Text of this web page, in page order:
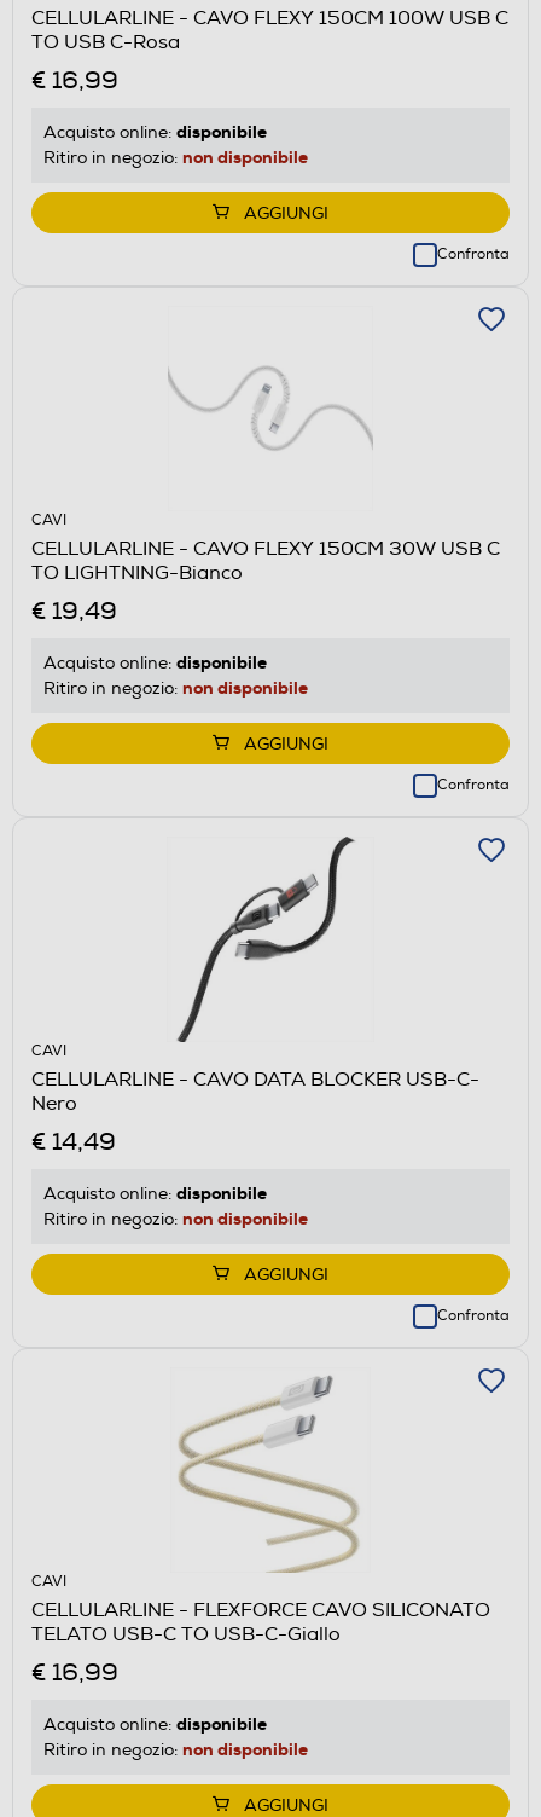
CELLULARLINE - CAVO FLEXY 150CM 100W USB C
TO USB C-Rosa
€ 16,99
Acquisto online: disponibile
Ritiro in negozio: non disponibile
AGGIUNGI
Confronta
CAVI
CELLULARLINE - CAVO FLEXY 150CM 30W USB C
TO LIGHTNING-Bianco
€ 19,49
Acquisto online: disponibile
Ritiro in negozio: non disponibile
AGGIUNGI
Confronta
CAVI
CELLULARLINE - CAVO DATA BLOCKER USB-C-
Nero
€ 14,49
Acquisto online: disponibile
Ritiro in negozio: non disponibile
AGGIUNGI
Confronta
CAVI
CELLULARLINE - FLEXFORCE CAVO SILICONATO
TELATO USB-C TO USB-C-Giallo
€ 16,99
Acquisto online: disponibile
Ritiro in negozio: non disponibile
AGGIUNGI